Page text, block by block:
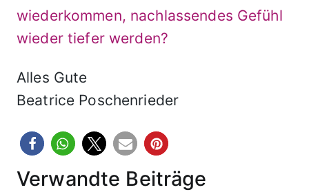
wiederkommen, nachlassendes Gefühl
wieder tiefer werden?
Alles Gute
Beatrice Poschenrieder
Verwandte Beiträge